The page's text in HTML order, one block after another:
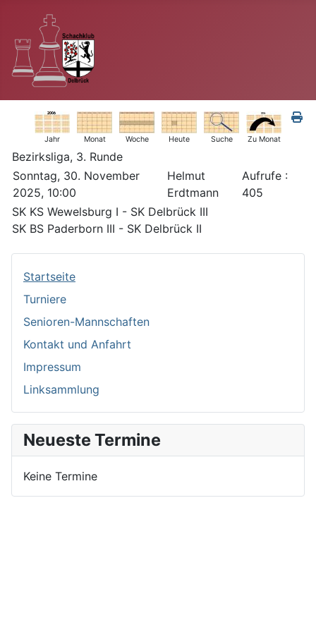
Startseite
Turniere
Senioren-Mannschaften
Kontakt und Anfahrt
Impressum
Linksammlung
Neueste Termine
Keine Termine
Jahr Monat Woche Heute Suche Zu Monat
Bezirksliga, 3. Runde
Sonntag, 30. November
2025, 10:00
Helmut
Erdtmann
Aufrufe :
405
SK KS Wewelsburg I - SK Delbrück III
SK BS Paderborn III - SK Delbrück II